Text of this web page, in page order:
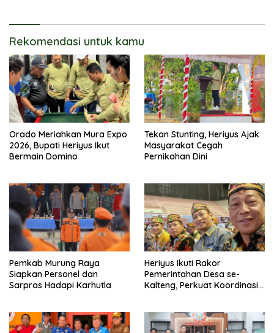
Rekomendasi untuk kamu
Orado Meriahkan Mura Expo
2026, Bupati Heriyus Ikut
Bermain Domino
Tekan Stunting, Heriyus Ajak
Masyarakat Cegah
Pernikahan Dini
Pemkab Murung Raya
Siapkan Personel dan
Sarpras Hadapi Karhutla
Heriyus Ikuti Rakor
Pemerintahan Desa se-
Kalteng, Perkuat Koordinasi